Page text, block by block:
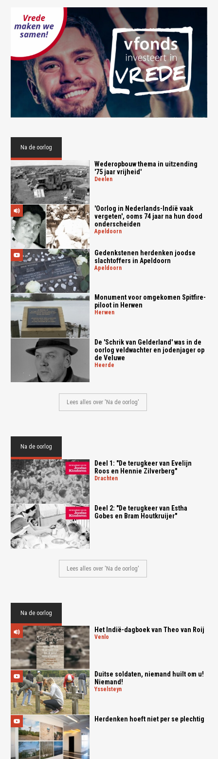
Na de oorlog
Wederopbouw thema in uitzending
'75 jaar vrijheid'
deelen
'Oorlog in Nederlands-Indië vaak
vergeten', ooms 74 jaar na hun dood
onderscheiden
apeldoorn
Gedenkstenen herdenken joodse
slachtoffers in Apeldoorn
apeldoorn
Monument voor omgekomen Spitfire-
piloot in Herwen
herwen
De 'Schrik van Gelderland' was in de
oorlog veldwachter en jodenjager op
de Veluwe
heerde
Lees alles over 'Na de oorlog'
Na de oorlog
Deel 1: "De terugkeer van Evelijn
Roos en Hennie Zilverberg"
drachten
Deel 2: "De terugkeer van Estha
Gobes en Bram Houtkruijer"
Lees alles over 'Na de oorlog'
Na de oorlog
Het Indië-dagboek van Theo van Roij
venlo
Duitse soldaten, niemand huilt om u!
Niemand!
ysselsteyn
Herdenken hoeft niet per se plechtig